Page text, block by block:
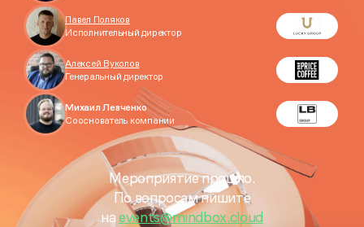
Павел Поляков
Исполнительный директор
Алексей Вуколов
Генеральный директор
Михаил Левченко
Сооснователь компании
Мероприятие прошло.
По вопросам пишите
наevents@mindbox.cloud